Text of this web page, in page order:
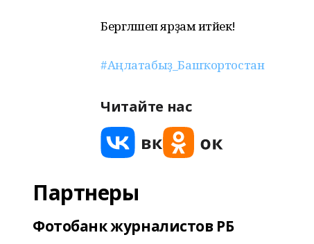
Бергәләшеп ярҙам итәйек!
#Аңлатабыҙ_Башҡортостан
Читайте нас
Партнеры
Фотобанк журналистов РБ